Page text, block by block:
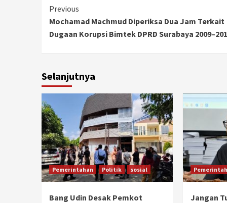
Continue
Reading
Previous
Mochamad Machmud Diperiksa Dua Jam Terkait
Dugaan Korupsi Bimtek DPRD Surabaya
Selanjutnya
Pemerintahan Politik sosial
Bang Udin Desak Pemkot
Jangan